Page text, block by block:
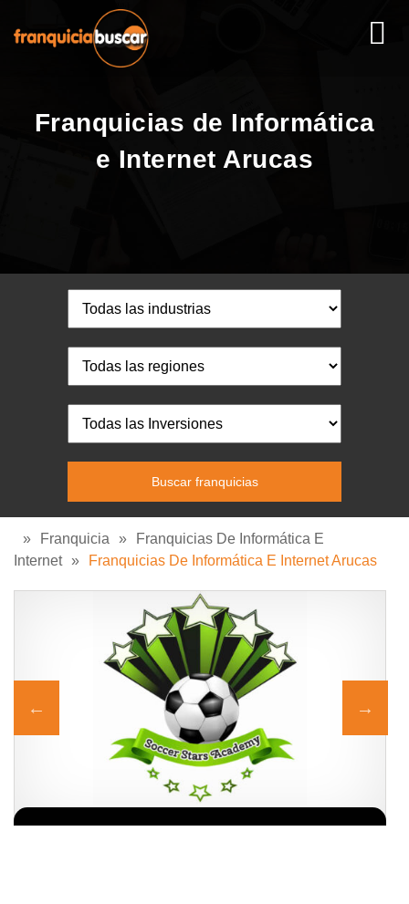
Franquicias de Informática
e Internet Arucas
» Franquicia »
Franquicias De Informática E
Internet » Franquicias De Informática E Internet Arucas